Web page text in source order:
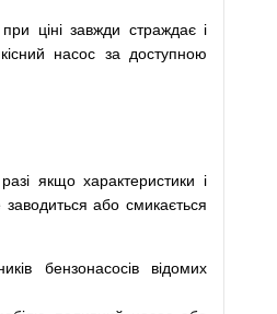
при ціні завжди страждає і
насос за доступною
якщо характеристики
і
заводиться або смикається
бензонасосів відомих